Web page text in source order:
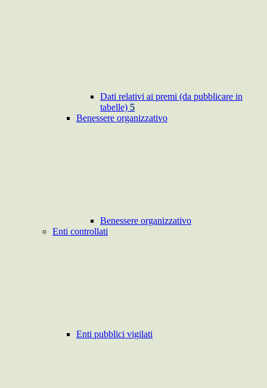
Dati relativi ai premi (da pubblicare in
tabelle) 5
Benessere organizzativo
Benessere organizzativo
Enti controllati
Enti pubblici vigilati